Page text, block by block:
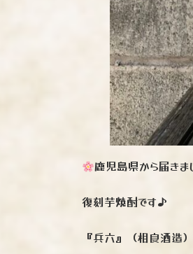
鹿児島県から届きま
復刻芋焼酎です♪
『兵六』（相良酒造）